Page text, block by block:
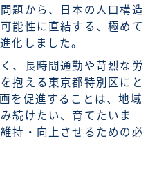
題から、日本の人口構造
能性に直結する、極めて
化しました。
、長時間通勤や苛烈な労
抱える東京都特別区にと
を促進することは、地域
続けたい、育てたいま
持・向上させるための必